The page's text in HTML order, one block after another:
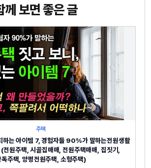
께 보면 좋은 글
주택
하는 아이템 7, 경험자들 90%가 말하는전원생활
전원주택, 시골집매매, 전원주택매매, 집짓기,
독주택, 양평전원주택, 소형주택)